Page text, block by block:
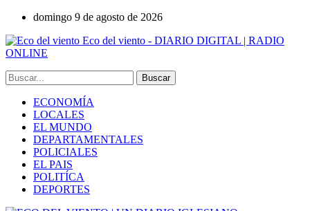
domingo 9 de agosto de 2026
Eco del viento - DIARIO DIGITAL | RADIO
ONLINE
ECONOMÍA
LOCALES
EL MUNDO
DEPARTAMENTALES
POLICIALES
EL PAIS
POLITÍCA
DEPORTES